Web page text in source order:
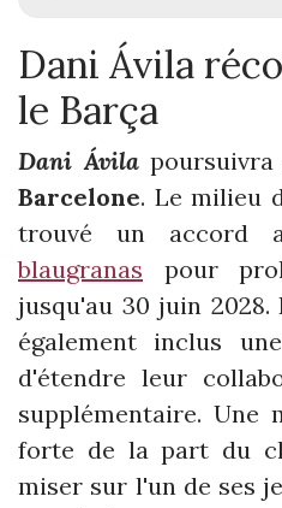
Dani Ávila
le Barça
Dani Ávila
Barcelone. Le milieu
trouvé un accord
blaugranas pour
jusqu'au 30 juin
également inclus
d'étendre leur
supplémentaire. Une
forte de la part du
miser sur l'un de ses